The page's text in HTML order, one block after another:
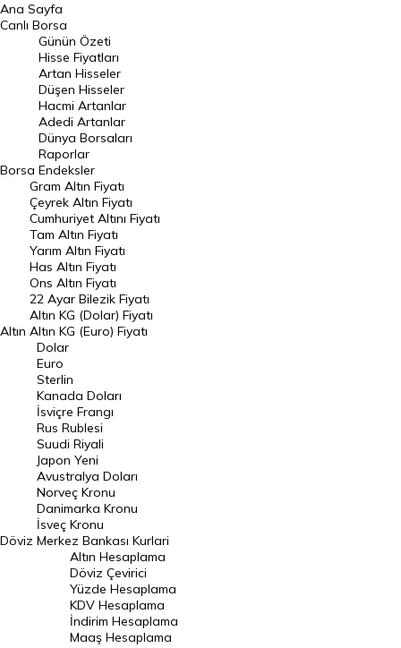
BIST 100 Hisseleri
En Çok Artan Hisseler
En Çok Düşen Hisseler
Hacmi Artanlar
Geçmiş Kapanışlar
Dünya Borsaları
Raporlar
Endeksler
DÖVİZ
Döviz Kuru
Dolar Kuru
Euro Kuru
Pound Kuru
Frank Kuru
Riyal Kuru
Avustralya Doları
Danimarka Kronu Kuru
Kanada Doları Kuru
Norveç Kronu Kuru
İsveç Kronu Kuru
Japon Yeni Kuru
Serbest Piyasa Döviz Kurları
Ana Sayfa
Canlı Borsa
Borsa
Günün Özeti
Hisse Fiyatları
Artan Hisseler
Düşen Hisseler
Hacmi Artanlar
Adedi Artanlar
Dünya Borsaları
Raporlar
Endeksler
Altın
Gram Altın Fiyatı
Çeyrek Altın Fiyatı
Cumhuriyet Altını Fiyatı
Tam Altın Fiyatı
Yarım Altın Fiyatı
Has Altın Fiyatı
Ons Altın Fiyatı
22 Ayar Bilezik Fiyatı
Altın KG (Dolar) Fiyatı
Altın KG (Euro) Fiyatı
Döviz
Dolar
Euro
Sterlin
Kanada Doları
İsviçre Frangı
Rus Rublesi
Suudi Riyali
Japon Yeni
Avustralya Doları
Norveç Kronu
Danimarka Kronu
İsveç Kronu
Merkez Bankası Kurlari
Altın Hesaplama
Döviz Çevirici
Yüzde Hesaplama
KDV Hesaplama
İndirim Hesaplama
Maaş Hesaplama